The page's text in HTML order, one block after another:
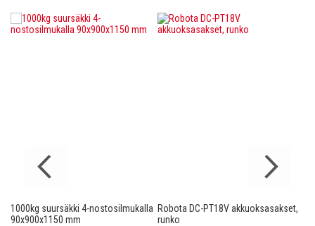
1000kg suursäkki 4-nostosilmukalla
90x900x1150 mm
Robota DC-PT18V akkuoksasakset,
runko